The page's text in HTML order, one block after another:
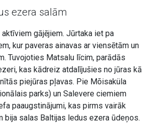
ezera salām
gājējiem. Jūrtaka iet pa
kur paveras ainavas ar viensētām un
Tuvojoties Matsalu līcim, parādās
kas kādreiz atdalījušies no jūras kā
piejūras pļavas. Pie Mõisaküla
parks) un Salevere ciemiem
paaugstinājumi, kas pirms vairāk
bija salas Baltijas ledus ezera ūdeņos.